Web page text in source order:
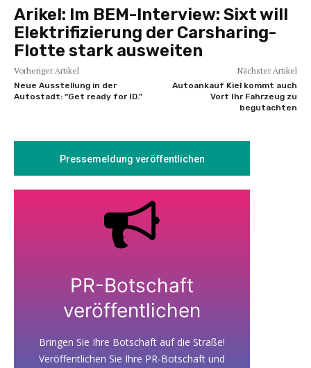
Arikel: Im BEM-Interview: Sixt will
Elektrifizierung der Carsharing-
Flotte stark ausweiten
Vorheriger Artikel
Neue Ausstellung in der
Autostadt: “Get ready for ID.”
Nächster Artikel
Autoankauf Kiel kommt auch
Vort Ihr Fahrzeug zu
begutachten
Pressemeldung veröffentlichen
PR-Botschaft
veröffentlichen
Bringen Sie Ihre Botschaft auf die Straße!
Veröffentlichen Sie Ihre PR-Botschaft und